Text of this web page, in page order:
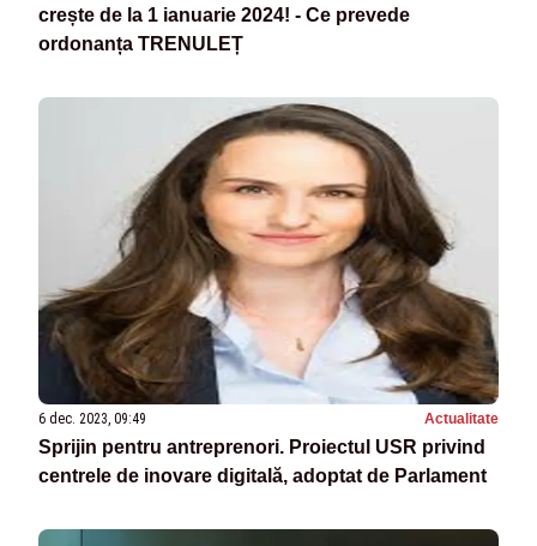
crește de la 1 ianuarie 2024! - Ce prevede
ordonanța TRENULEȚ
6 dec. 2023, 09:49 Actualitate
Sprijin pentru antreprenori. Proiectul USR privind
centrele de inovare digitală, adoptat de Parlament